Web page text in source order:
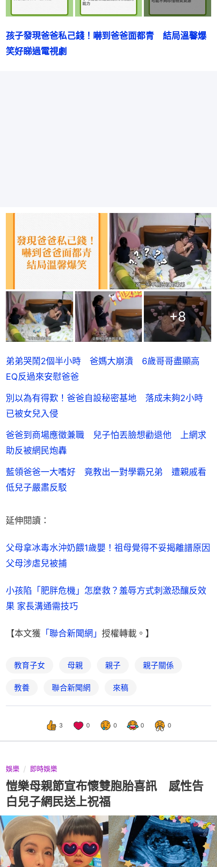
孩子發現爸爸私己錢！嚇到爸爸面都青　結局溫馨爆
笑好睇過電視劇
+8
弟弟哭鬧2個半小時 爸媽大崩潰 6歲哥哥盡顯高
EQ反過來安慰爸爸
別以為有得歎！爸爸自設秘密基地 落成未夠2小時
已被女兒入侵
爸爸到商場應徵兼職 兒子怕丟臉想勸退他 上網求
助反被網民炮轟
藍領爸爸一大嗜好 竟教出一對學霸兄弟 遭親戚看
低兒子嚴肅反駁
延伸閱讀：
父母拿冰毒水沖奶餵1歲嬰！祖母覺得不妥揭離譜原因
父母涉虐兒被捕
小孩陷「肥胖危機」怎麼救？羞辱方式刺激恐釀反效
果 家長溝通需技巧
【本文獲 「聯合新聞網」 授權轉載。】
教育子女 母親 親子 親子關係
教養 聯合新聞網 來稿
3 0 0 0 0
娛樂 即時娛樂
愷樂母親節宣布懷雙胞胎喜訊 感性告
白兒子網民送上祝福